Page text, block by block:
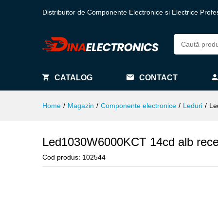
Distribuitor de Componente Electronice si Electrice
CATALOG CONTACT
Home / Magazin / Componente electronice / Leduri /
Led1030W6000KCT 14cd alb
Cod produs: 102544